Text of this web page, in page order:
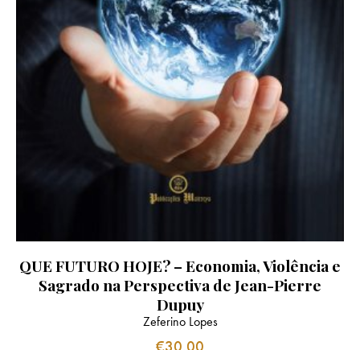
QUE FUTURO HOJE? – Economia, Violência e
Sagrado na Perspectiva de Jean-Pierre
Dupuy
Zeferino Lopes